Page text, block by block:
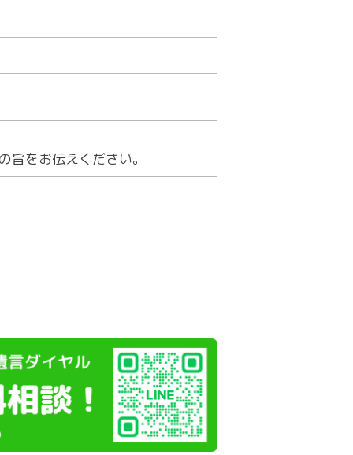
をお伝えください。